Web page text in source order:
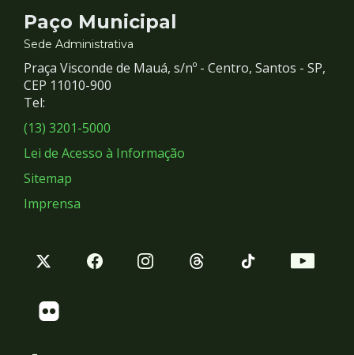
Contato
e
Redes
Sociais
Paço Municipal
Sede Administrativa
Praça Visconde de Mauá, s/nº - Centro, Santos - SP,
CEP 11010-900
Tel:
(13) 3201-5000
Lei de Acesso à Informação
Sitemap
Imprensa